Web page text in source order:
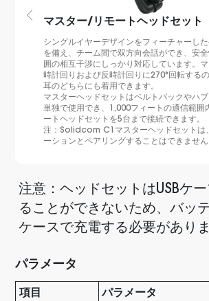
マスター/リモートヘッドセット
シングルイヤーデザインをフィーチャーし
を備え、チーム間で双方向会話ができ、安
囲の相互干渉にしっかり対応しています。
時計回りおよび反時計回りに270°回転する
耳のどちらにも着用できます。
マスターヘッドセットはベルトパックやハ
単独で使用でき、1,000フィートの通信範囲
ートヘッドセットを5台まで接続できます。
注：Solidcom C1マスターヘッドセットは
ーションとペアリングすることはできません
注意：ヘッドセットはUSBケ
ることができないため、バッ
ケースで充電する必要がありま
パラメータ
項目 パラメータ